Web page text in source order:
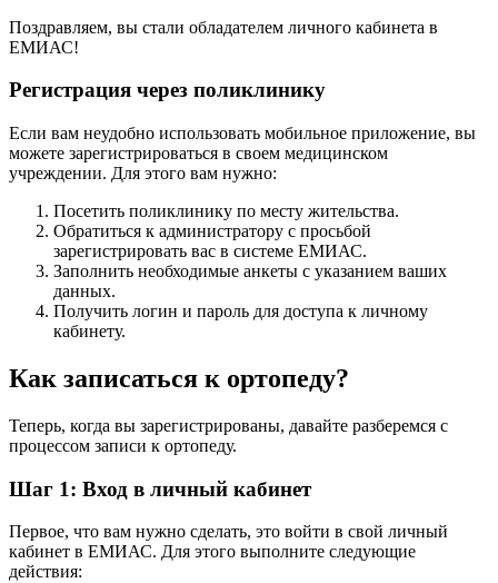
Поздравляем, вы стали обладателем личного кабинета в
ЕМИАС!
Регистрация через поликлинику
Если вам неудобно использовать мобильное приложение, вы
можете зарегистрироваться в своем медицинском
учреждении. Для этого вам нужно:
Посетить поликлинику по месту жительства.
Обратиться к администратору с просьбой
зарегистрировать вас в системе ЕМИАС.
Заполнить необходимые анкеты с указанием ваших
данных.
Получить логин и пароль для доступа к личному
кабинету.
Как записаться к ортопеду?
Теперь, когда вы зарегистрированы, давайте разберемся с
процессом записи к ортопеду.
Шаг 1: Вход в личный кабинет
Первое, что вам нужно сделать, это войти в свой личный
кабинет в ЕМИАС. Для этого выполните следующие
действия: